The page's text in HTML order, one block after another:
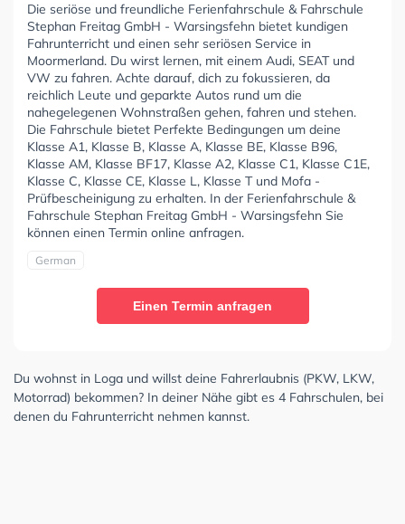
Die seriöse und freundliche Ferienfahrschule & Fahrschule
Stephan Freitag GmbH - Warsingsfehn bietet kundigen
Fahrunterricht und einen sehr seriösen Service in
Moormerland. Du wirst lernen, mit einem Audi, SEAT und
VW zu fahren. Achte darauf, dich zu fokussieren, da
reichlich Leute und geparkte Autos rund um die
nahegelegenen Wohnstraßen gehen, fahren und stehen.
Die Fahrschule bietet Perfekte Bedingungen um deine
Klasse A1, Klasse B, Klasse A, Klasse BE, Klasse B96,
Klasse AM, Klasse BF17, Klasse A2, Klasse C1, Klasse C1E,
Klasse C, Klasse CE, Klasse L, Klasse T und Mofa -
Prüfbescheinigung zu erhalten. In der Ferienfahrschule &
Fahrschule Stephan Freitag GmbH - Warsingsfehn Sie
können einen Termin online anfragen.
German
Einen Termin anfragen
Du wohnst in Loga und willst deine Fahrerlaubnis (PKW, LKW,
Motorrad) bekommen? In deiner Nähe gibt es 4 Fahrschulen, bei
denen du Fahrunterricht nehmen kannst.